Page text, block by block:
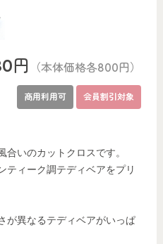
円 （本体価格各800円）
商用利用可 会員割引対象
いのカットクロスです。
ティーク調テディベアをプリ
が異なるテディベアがいっぱ